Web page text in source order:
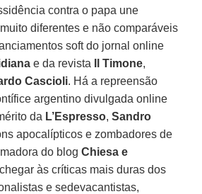
contra o papa une
diferentes e não comparáveis
soft do jornal online
e da revista Il Timone,
Cascioli. Há a repreensão
argentino divulgada online
da L’Espresso,Sandro
apocalípticos e zombadores de
do blogChiesa e
às críticas mais duras dos
e sedevacantistas,